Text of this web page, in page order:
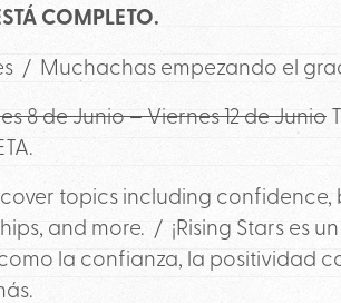
COMPLETO.
/ Muchachas empezando el
8 de Junio – Viernes 12 de Junio
topics including confidence,
and more. / ¡Rising Stars es
la confianza, la positividad